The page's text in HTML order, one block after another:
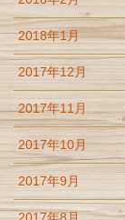
2018年1月
2017年12月
2017年11月
2017年10月
2017年9月